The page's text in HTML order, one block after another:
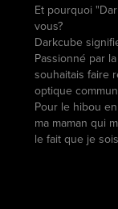
Et pourquoi
vous?
Darkcube
Passionné par
souhaitais faire
optique
Pour le hibou
ma maman qui
le fait que je